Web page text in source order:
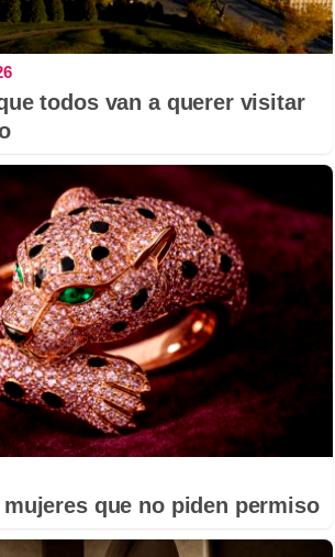
todos van a querer visitar
mujeres que no piden permiso